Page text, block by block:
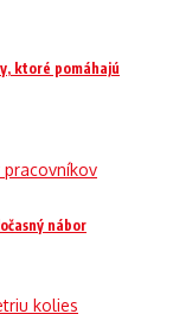
ktoré pomáhajú
nábor